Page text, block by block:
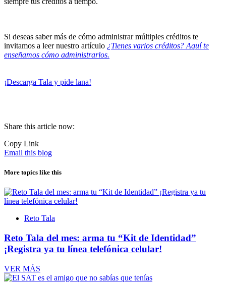
Si deseas saber más de cómo administrar múltiples créditos te
invitamos a leer nuestro artículo ¿Tienes varios créditos? Aquí te
enseñamos cómo administrarlos.
¡Descarga Tala y pide lana!
Share this article now:
Copy Link
Email this blog
More topics like this
Reto Tala
Reto Tala del mes: arma tu “Kit de Identidad”
¡Registra ya tu línea telefónica celular!
VER MÁS